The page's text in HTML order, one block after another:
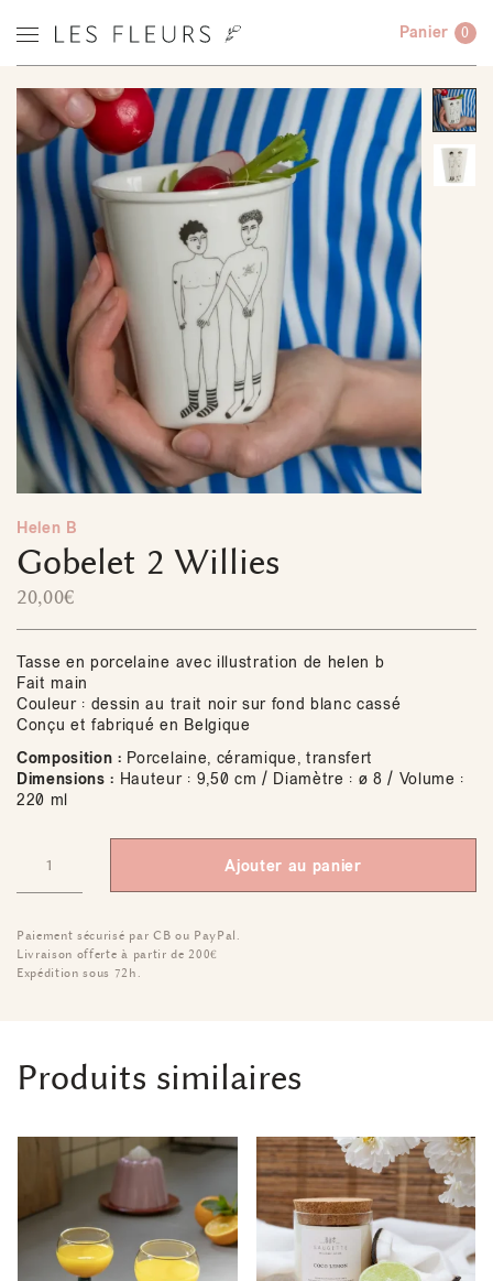
Panier 0
Helen B
Gobelet 2 Willies
20,00€
Tasse en porcelaine avec illustration de helen b
Fait main
Couleur : dessin au trait noir sur fond blanc cassé
Conçu et fabriqué en Belgique
Composition : Porcelaine, céramique, transfert
Dimensions : Hauteur : 9,50 cm / Diamètre : ø 8 / Volume :
220 ml
Ajouter au panier
Paiement sécurisé par CB ou PayPal.
Livraison offerte à partir de 200€
Expédition sous 72h.
Produits similaires